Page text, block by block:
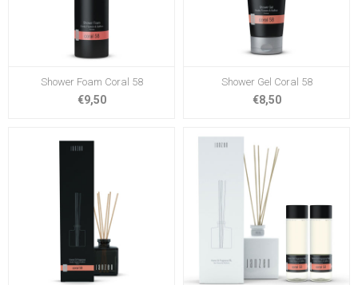
Shower Foam Coral 58
€9,50
Shower Gel Coral 58
€8,50